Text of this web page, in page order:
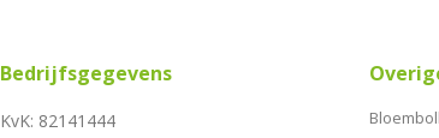
Bedrijfsgegevens
KvK: 82141444